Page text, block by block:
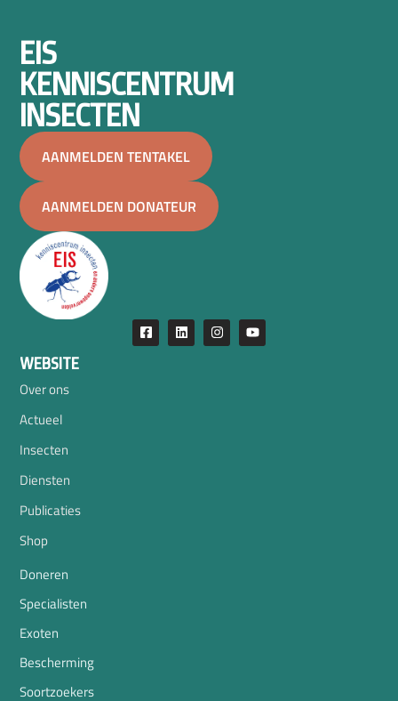
EIS
KENNISCENTRUM
INSECTEN
AANMELDEN TENTAKEL
AANMELDEN DONATEUR
WEBSITE
Over ons
Actueel
Insecten
Diensten
Publicaties
Shop
Doneren
Specialisten
Exoten
Bescherming
Soortzoekers